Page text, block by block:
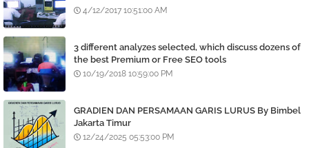
4/12/2017 10:51:00 AM
3 different analyzes selected, which discuss dozens of
the best Premium or Free SEO tools
10/19/2018 10:59:00 PM
GRADIEN DAN PERSAMAAN GARIS LURUS By Bimbel
Jakarta Timur
12/24/2025 05:53:00 PM